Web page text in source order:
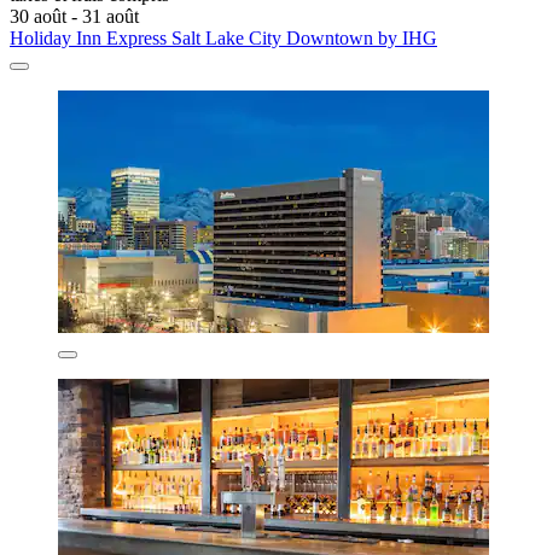
30 août - 31 août
Holiday Inn Express Salt Lake City Downtown by IHG